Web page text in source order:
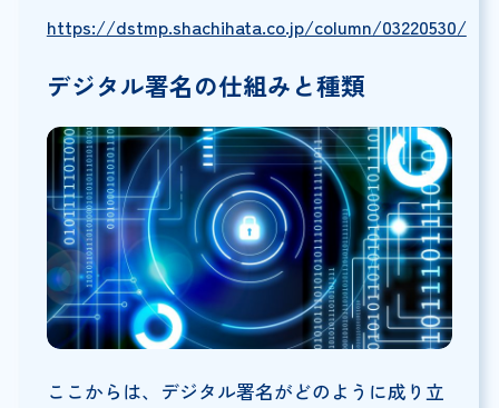
https://dstmp.shachihata.co.jp/column/03220530/
デジタル署名の仕組みと種類
ここからは、デジタル署名がどのように成り立